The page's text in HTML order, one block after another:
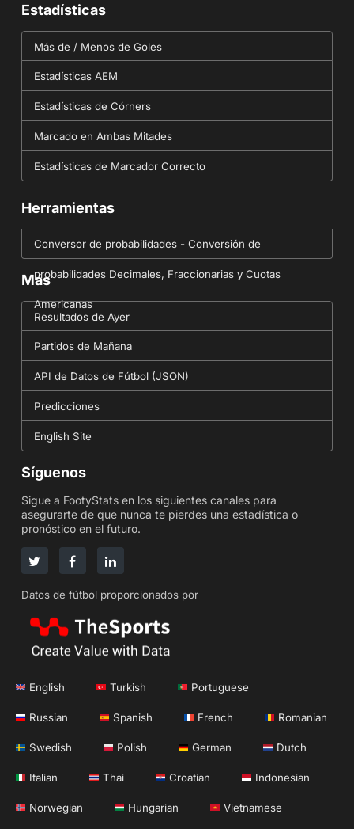
Estadísticas
Más de / Menos de Goles
Estadísticas AEM
Estadísticas de Córners
Marcado en Ambas Mitades
Estadísticas de Marcador Correcto
Herramientas
Conversor de probabilidades - Conversión de
probabilidades Decimales, Fraccionarias y Cuotas
Americanas
Más
Resultados de Ayer
Partidos de Mañana
API de Datos de Fútbol (JSON)
Predicciones
English Site
Síguenos
Sigue a FootyStats en los siguientes canales para
asegurarte de que nunca te pierdes una estadística o
pronóstico en el futuro.
Datos de fútbol proporcionados por
English Turkish Portuguese
Russian Spanish French Romanian
Swedish Polish German Dutch
Italian Thai Croatian Indonesian
Norwegian Hungarian Vietnamese